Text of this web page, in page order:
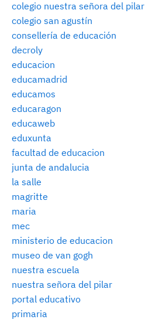
colegio nuestra señora del pilar
colegio san agustín
consellería de educación
decroly
educacion
educamadrid
educamos
educaragon
educaweb
eduxunta
facultad de educacion
junta de andalucia
la salle
magritte
maria
mec
ministerio de educacion
museo de van gogh
nuestra escuela
nuestra señora del pilar
portal educativo
primaria